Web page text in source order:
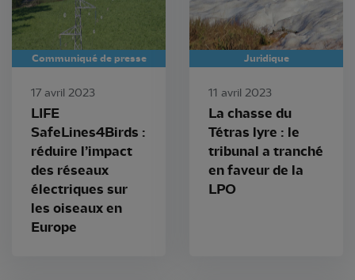
Communiqué de presse
17 avril 2023
LIFE
SafeLines4Birds :
réduire l’impact
des réseaux
électriques sur
les oiseaux en
Europe
Juridique
11 avril 2023
La chasse du
Tétras lyre : le
tribunal a tranché
en faveur de la
LPO